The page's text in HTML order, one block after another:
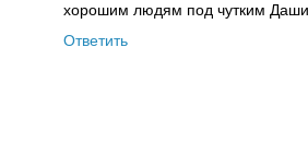
хорошим людям под чутким
Ответить